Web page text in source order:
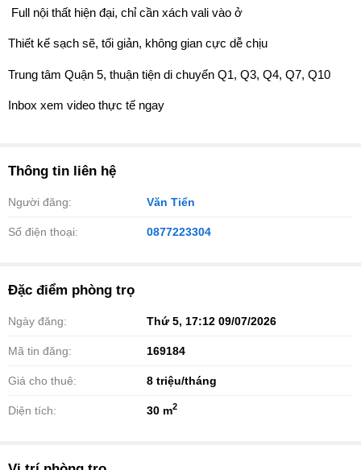
️ Full nội thất hiện đại, chỉ cần xách vali vào ở
Thiết kế sạch sẽ, tối giản, không gian cực dễ chịu
Trung tâm Quận 5, thuận tiện di chuyển Q1, Q3, Q4, Q7, Q10
Inbox xem video thực tế ngay
Thông tin liên hệ
Người đăng: Văn Tiển
Số điện thoại: 0877223304
Đặc điểm phòng trọ
Ngày đăng: Thứ 5, 17:12 09/07/2026
Mã tin đăng: 169184
Giá cho thuê: 8 triệu/tháng
Diện tích: 30 m2